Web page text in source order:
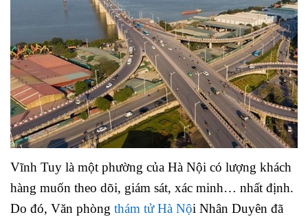
Vĩnh Tuy là một phường của Hà Nội có lượng khách
hàng muốn theo dõi, giám sát, xác minh… nhất định.
Do đó, Văn phòng thám tử Hà Nội Nhân Duyên đã